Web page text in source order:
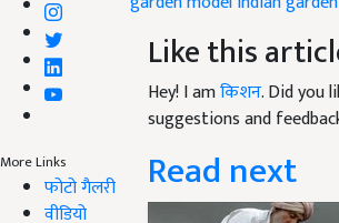
More Links
फोटो गैलरी
वीडियो
Like this
Hey! I amकिशन. Did you
suggestions and
Read next